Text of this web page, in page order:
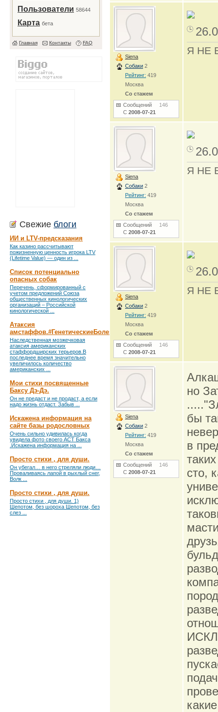
Пользователи 58644
Карта бета
Главная Контакты FAQ
Свежие блоги
ИИ и LTV-предсказания
Как казино рассчитывают
пожизненную ценность игрока LTV
(Lifetime Value) — один из ...
Список потенциально
опасных собак
Перечень, сформированный с
учетом предложений Союза
общественных кинологических
организаций – Российской
кинологической ...
Атаксия
амстаффов.#ГенетическиеБолезни
Наследственная мозжечковая
атаксия американских
стаффордширских терьеров.В
последнее время значительно
увеличилось количество
американских ...
Мои стихи посвященные
Баксу Дэ-Дэ.
Он не предаст и не продаст, а если
надо жизнь отдаст. Забыв ...
Искажена информация на
сайте базы родословных
Очень сильно удивилась когда
увидела фото своего АСТ Бакса
.Искажена информация на ...
Просто стихи , для души.
Он убегал… в него стреляли люди…
Проваливаясь лапой в рыхлый снег,
Волк ...
Просто стихи , для души.
Просто стихи , для души. 1)
Шепотом, без шороха Шепотом, без
слез ...
Siena
Собаки 2
Рейтинг: 419
Москва
Со стажем
Сообщений 146
С 2008-07-21
Я НЕ
Siena
Собаки 2
Рейтинг: 419
Москва
Со стажем
Сообщений 146
С 2008-07-21
Я НЕ
Siena
Собаки 2
Рейтинг: 419
Москва
Со стажем
Сообщений 146
С 2008-07-21
Я НЕ
Siena
Собаки 2
Рейтинг: 419
Москва
Со стажем
Сообщений 146
С 2008-07-21
но
бы
в
сто,